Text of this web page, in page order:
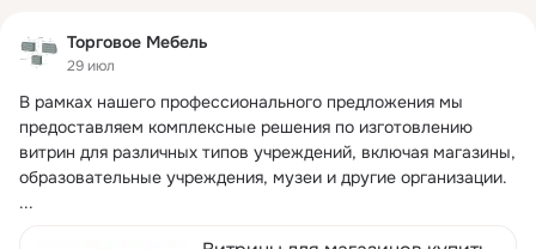
Торговое Мебель
29 июл
В рамках нашего профессионального предложения мы
предоставляем комплексные решения по изготовлению
витрин для различных типов учреждений, включая магазины,
образовательные учреждения, музеи и другие организации.
...